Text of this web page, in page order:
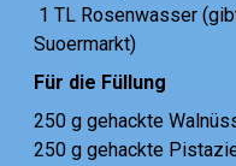
1 TL Rosenwasser
Suoermarkt)
Für die Füllung
250 g gehackte
250 g gehackte